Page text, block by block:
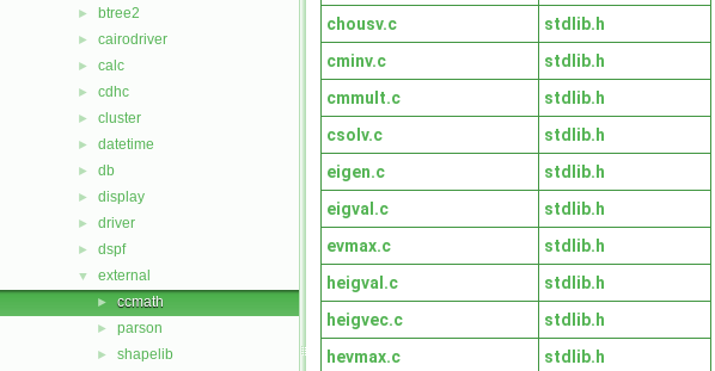
► btree2
► cairodriver
► calc
► cdhc
► cluster
► datetime
► db
► display
► driver
► dspf
▼ external
► ccmath
► parson
► shapelib
chousv.c
stdlib.h
cminv.c
stdlib.h
cmmult.c
stdlib.h
csolv.c
stdlib.h
eigen.c
stdlib.h
eigval.c
stdlib.h
evmax.c
stdlib.h
heigval.c
stdlib.h
heigvec.c
stdlib.h
hevmax.c
stdlib.h